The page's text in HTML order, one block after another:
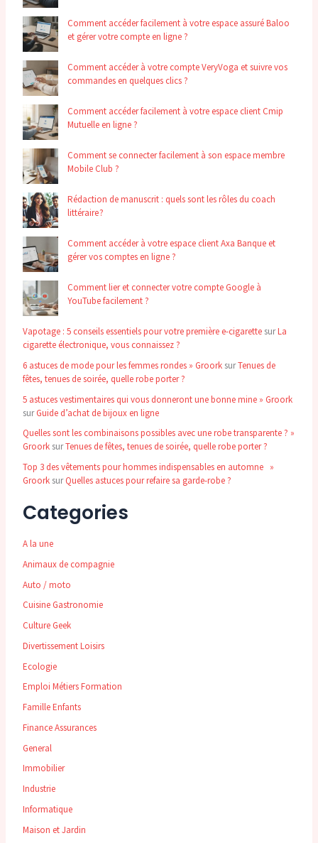
Comment accéder facilement à votre espace assuré Baloo
et gérer votre compte en ligne ?
Comment accéder à votre compte VeryVoga et suivre vos
commandes en quelques clics ?
Comment accéder facilement à votre espace client Cmip
Mutuelle en ligne ?
Comment se connecter facilement à son espace membre
Mobile Club ?
Rédaction de manuscrit : quels sont les rôles du coach
littéraire ?
Comment accéder à votre espace client Axa Banque et
gérer vos comptes en ligne ?
Comment lier et connecter votre compte Google à
YouTube facilement ?
Vapotage : 5 conseils essentiels pour votre première e-cigarette surLa
cigarette électronique, vous connaissez ?
6 astuces de mode pour les femmes rondes » Groork surTenues de
fêtes, tenues de soirée, quelle robe porter ?
5 astuces vestimentaires qui vous donneront une bonne mine » Groork
surGuide d’achat de bijoux en ligne
Quelles sont les combinaisons possibles avec une robe transparente ? »
Groork surTenues de fêtes, tenues de soirée, quelle robe porter ?
Top 3 des vêtements pour hommes indispensables en automne »
Groork surQuelles astuces pour refaire sa garde-robe ?
Categories
A la une
Animaux de compagnie
Auto / moto
Cuisine Gastronomie
Culture Geek
Divertissement Loisirs
Ecologie
Emploi Métiers Formation
Famille Enfants
Finance Assurances
General
Immobilier
Industrie
Informatique
Maison et Jardin